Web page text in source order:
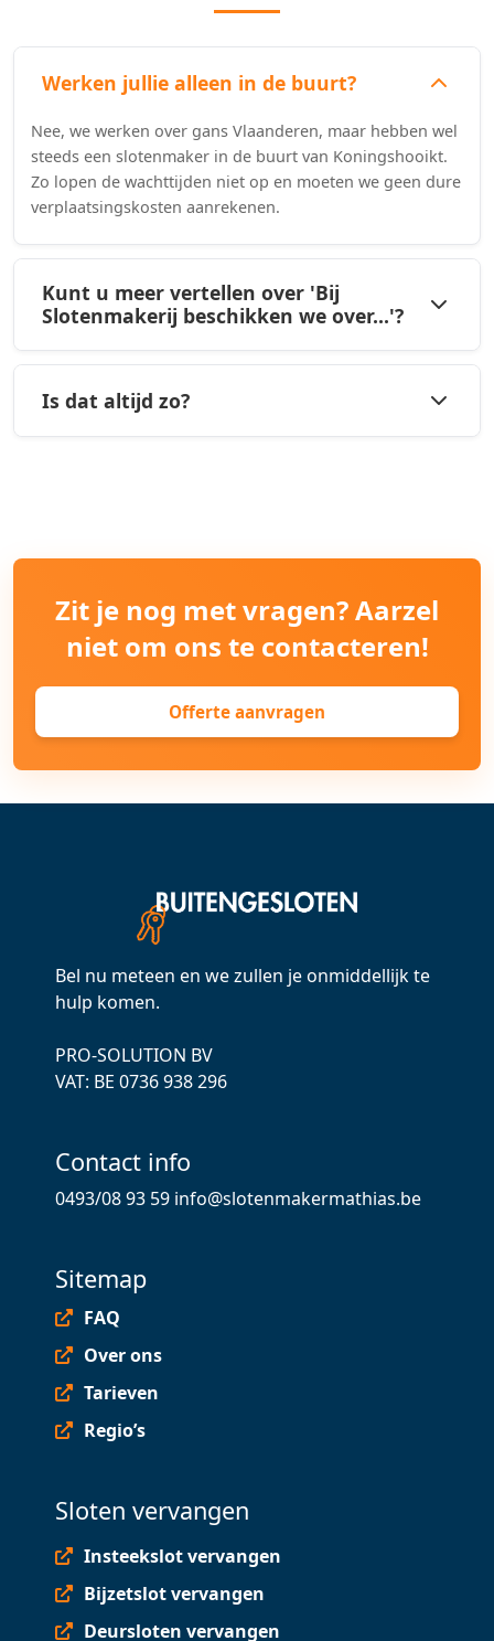
Werken jullie alleen in de buurt?
Nee, we werken over gans Vlaanderen, maar hebben wel
steeds een slotenmaker in de buurt van Koningshooikt.
Zo lopen de wachttijden niet op en moeten we geen dure
verplaatsingskosten aanrekenen.
Kunt u meer vertellen over 'Bij
Slotenmakerij beschikken we over...'?
Is dat altijd zo?
Zit je nog met vragen? Aarzel
niet om ons te contacteren!
Offerte aanvragen
Bel nu meteen en we zullen je onmiddellijk te
hulp komen.
PRO-SOLUTION BV
VAT: ВЕ 0736 938 296
Contact info
0493/08 93 59 info@slotenmakermathias.be
Sitemap
FAQ
Over ons
Tarieven
Regio’s
Sloten vervangen
Insteekslot vervangen
Bijzetslot vervangen
Deursloten vervangen